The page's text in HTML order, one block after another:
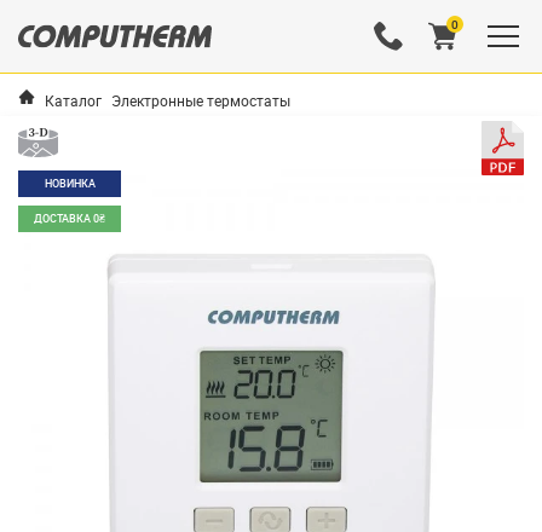
0
Каталог Электронные термостаты
НОВИНКА
ДОСТАВКА 0₴